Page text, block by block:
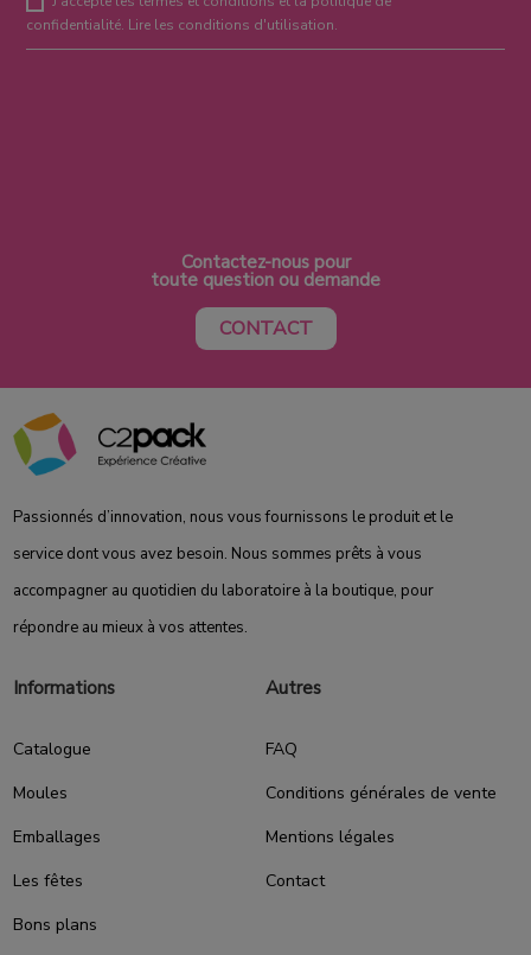
confidentialité. Lire les conditions d'utilisation.
Contactez-nous pour
toute question ou demande
CONTACT
Passionnés d’innovation, nous vous fournissons le produit et le
service dont vous avez besoin. Nous sommes prêts à vous
accompagner au quotidien du laboratoire à la boutique, pour
répondre au mieux à vos attentes.
Informations
Catalogue
Moules
Emballages
Les fêtes
Bons plans
Autres
FAQ
Conditions générales de vente
Mentions légales
Contact